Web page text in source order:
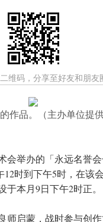
维码，分享至好友和朋友
作品。（主办单位提
会举办的「永远名誉
12时到下午5时，在该
本月9日下午2时正。
师启蒙，战时参与创